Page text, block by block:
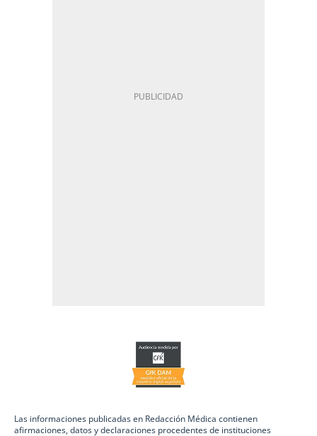
Las informaciones publicadas en Redacción Médica contienen
afirmaciones, datos y declaraciones procedentes de instituciones